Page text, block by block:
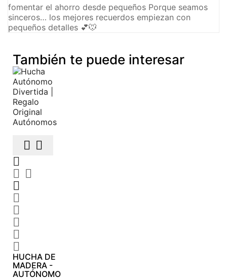
fomentar el ahorro desde pequeños Porque seamos
sinceros… los mejores recuerdos empiezan con
pequeños detalles 💕🐭
También te puede interesar
 

 






HUCHA DE
MADERA -
AUTÓNOMO